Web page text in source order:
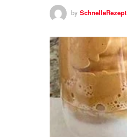
by SchnelleRezept